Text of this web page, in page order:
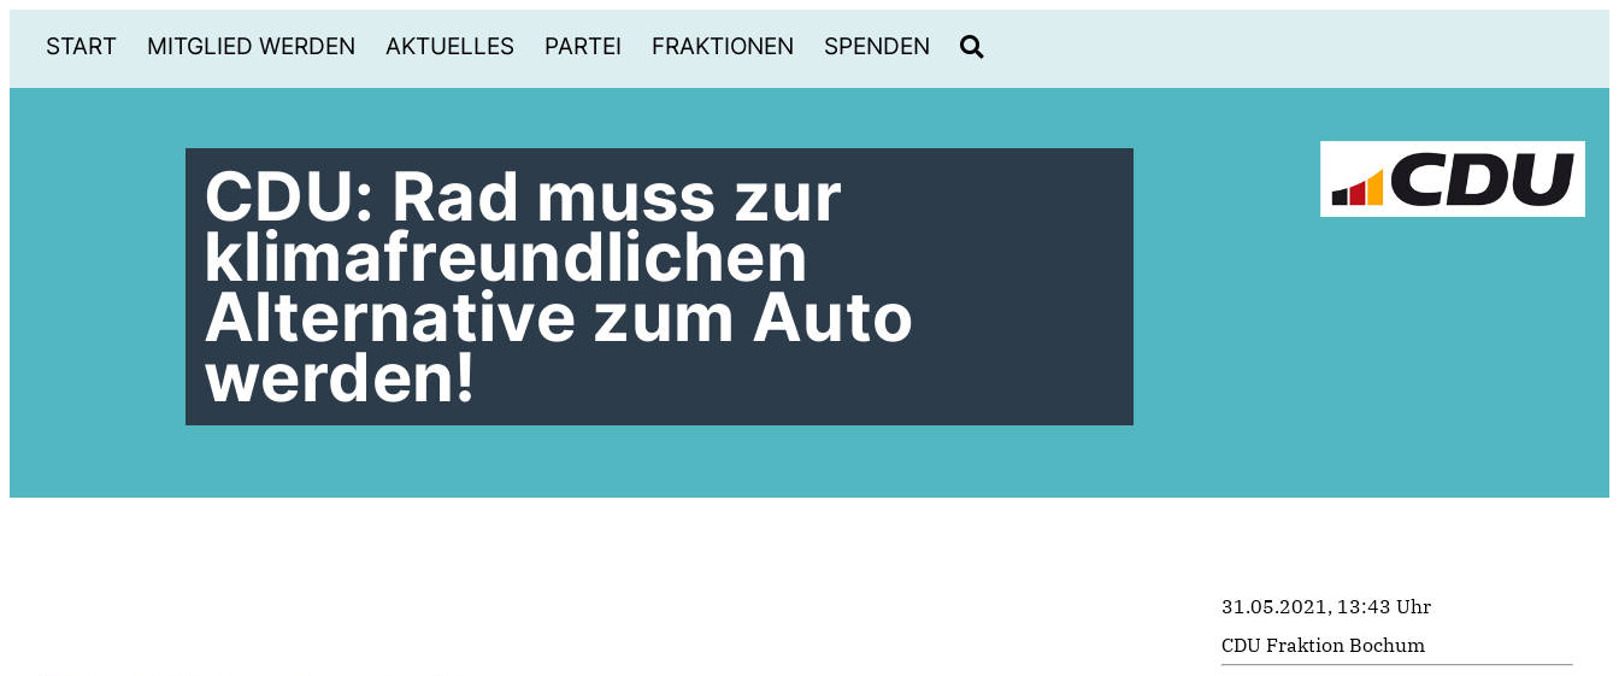
START MITGLIED WERDEN AKTUELLES PARTEI FRAKTIONEN SPENDEN
CDU: Rad muss zur
klimafreundlichen
Alternative zum Auto
werden!
31.05.2021, 13:43 Uhr
CDU Fraktion Bochum